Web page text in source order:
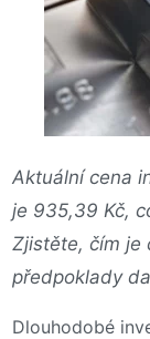
Aktuální cena
je 935,39 Kč,
Zjistěte, čím je
předpoklady
Dlouhodobé